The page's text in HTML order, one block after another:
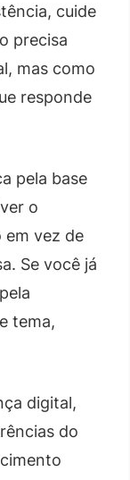
cuide
precisa
mas como
responde
pela base
o
em vez de
Se você já
tema,
digital,
do